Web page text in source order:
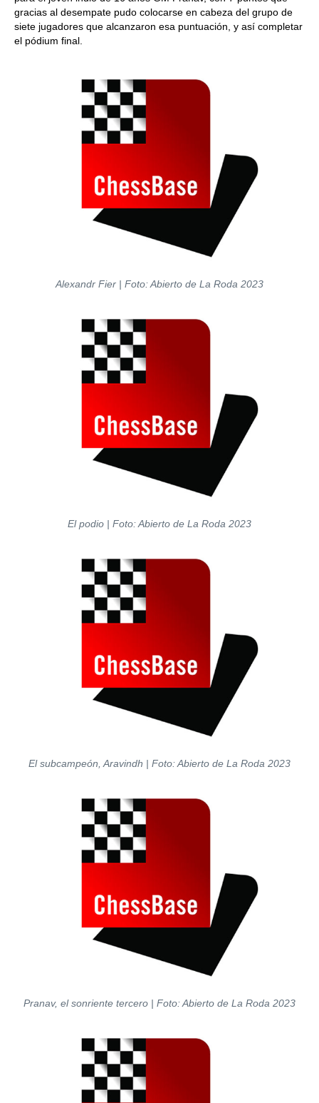
gracias al desempate pudo colocarse en cabeza del grupo de
siete jugadores que alcanzaron esa puntuación, y así completar
el pódium final.
Alexandr Fier | Foto: Abierto de La Roda 2023
El podio | Foto: Abierto de La Roda 2023
El subcampeón, Aravindh | Foto: Abierto de La Roda 2023
Pranav, el sonriente tercero | Foto: Abierto de La Roda 2023